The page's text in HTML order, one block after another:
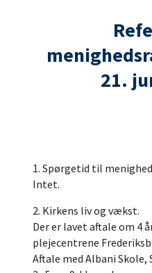
21.
1. Spørgetid til
Intet.
2. Kirkens liv og vækst.
Der er lavet aftale om 4
plejecentrene
Aftale med Albani Skole,